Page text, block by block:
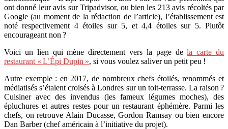
ont donné leur avis sur Tripadvisor, ou bien les 213 avis récoltés par
Google (au moment de la rédaction de l’article), l’établissement est
noté respectivement 4 étoiles sur 5, et 4,4 étoiles sur 5. Plutôt
encourageant non ?
Voici un lien qui mène directement vers la page dela carte du
restaurant « L’Épi Dupin », si vous voulez saliver un petit peu !
Autre exemple : en 2017, de nombreux chefs étoilés, renommés et
médiatisés s’étaient croisés à Londres sur un toit-terrasse. La raison ?
Cuisiner avec des invendus (les fameux légumes moches), des
épluchures et autres restes pour un restaurant éphémère. Parmi les
chefs, on retrouve Alain Ducasse, Gordon Ramsay ou bien encore
Dan Barber (chef américain à l’initiative du projet).